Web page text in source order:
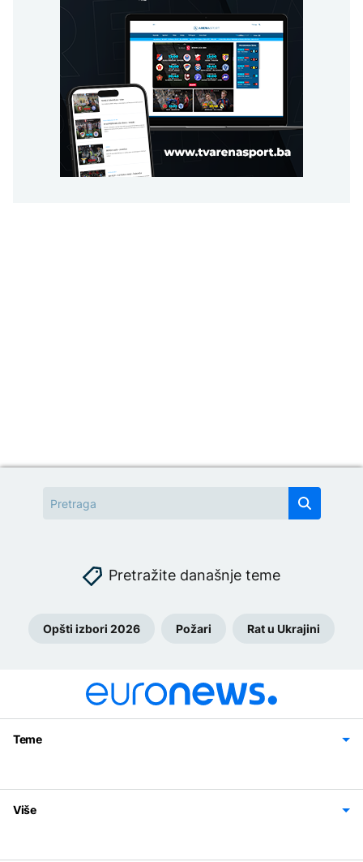
Pretražite današnje teme
Opšti izbori 2026 Požari Rat u Ukrajini
Teme
Svijet
Sport
Magazin
Više